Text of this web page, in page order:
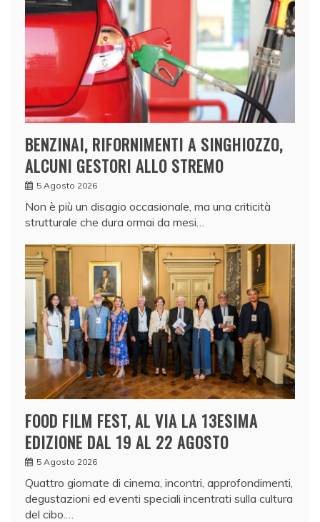
BENZINAI, RIFORNIMENTI A SINGHIOZZO,
ALCUNI GESTORI ALLO STREMO
5 Agosto 2026
Non è più un disagio occasionale, ma una criticità
strutturale che dura ormai da mesi…
FOOD FILM FEST, AL VIA LA 13ESIMA
EDIZIONE DAL 19 AL 22 AGOSTO
5 Agosto 2026
Quattro giornate di cinema, incontri, approfondimenti,
degustazioni ed eventi speciali incentrati sulla cultura
del cibo.…